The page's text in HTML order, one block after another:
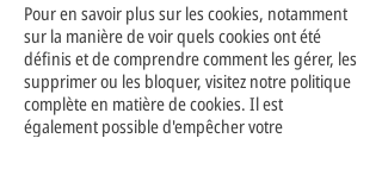
Pour en savoir plus sur les cookies, notamment
sur la manière de voir quels cookies ont été
définis et de comprendre comment les gérer, les
supprimer ou les bloquer, visitez notre politique
complète en matière de cookies. Il est
également possible d'empêcher votre